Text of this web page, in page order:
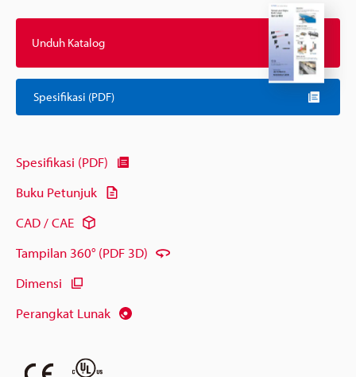
Unduh Katalog
Spesifikasi (PDF)
Spesifikasi (PDF)
Buku Petunjuk
CAD / CAE
Tampilan 360° (PDF 3D)
Dimensi
Perangkat Lunak